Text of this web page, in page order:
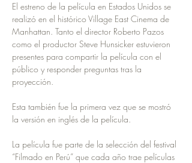
El estreno de la película en Estados Unidos se
realizó en el histórico Village East Cinema de
Manhattan. Tanto el director Roberto Pazos
como el productor Steve Hunsicker estuvieron
presentes para compartir la película con el
público y responder preguntas tras la
proyección.
Esta también fue la primera vez que se mostró
la versión en inglés de la película.
La película fue parte de la selección del festival
“Filmado en Perú” que cada año trae películas